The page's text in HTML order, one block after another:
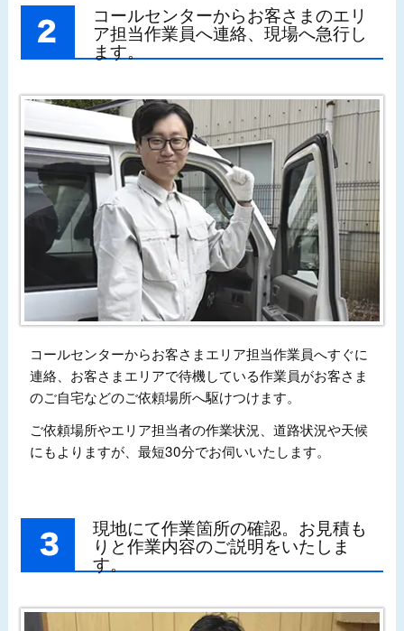
コールセンターからお客さまのエリ
ア担当作業員へ連絡、現場へ急行し
ます。
コールセンターからお客さまエリア担当作業員へすぐに
連絡、お客さまエリアで待機している作業員がお客さま
のご自宅などのご依頼場所へ駆けつけます。
ご依頼場所やエリア担当者の作業状況、道路状況や天候
にもよりますが、最短30分でお伺いいたします。
現地にて作業箇所の確認。お見積も
りと作業内容のご説明をいたしま
す。